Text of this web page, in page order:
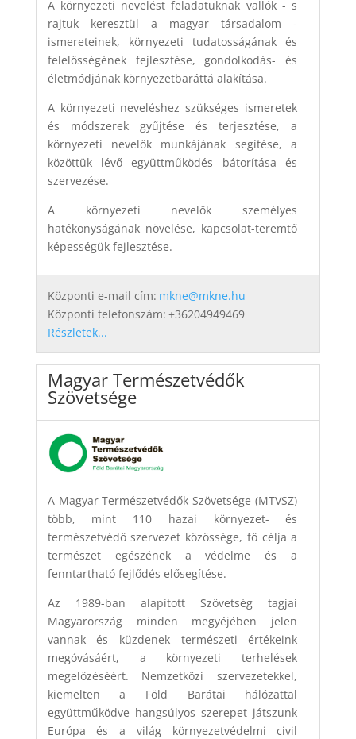
A környezeti nevelést feladatuknak vallók - s
rajtuk keresztül a magyar társadalom -
ismereteinek, környezeti tudatosságának és
felelősségének fejlesztése, gondolkodás- és
életmódjának környezetbaráttá alakítása.
A környezeti neveléshez szükséges ismeretek
és módszerek gyűjtése és terjesztése, a
környezeti nevelők munkájának segítése, a
közöttük lévő együttműködés bátorítása és
szervezése.
A környezeti nevelők személyes
hatékonyságának növelése, kapcsolat-teremtő
képességük fejlesztése.
Központi e-mail cím: mkne@mkne.hu
Központi telefonszám: +36204949469
Részletek...
Magyar Természetvédők
Szövetsége
A Magyar Természetvédők Szövetsége (MTVSZ)
több, mint 110 hazai környezet- és
természetvédő szervezet közössége, fő célja a
természet egészének a védelme és a
fenntartható fejlődés elősegítése.
Az 1989-ban alapított Szövetség tagjai
Magyarország minden megyéjében jelen
vannak és küzdenek természeti értékeink
megóvásáért, a környezeti terhelések
megelőzéséért. Nemzetközi szervezetekkel,
kiemelten a Föld Barátai hálózattal
együttműködve hangsúlyos szerepet játszunk
Európa és a világ környezetvédelmi civil